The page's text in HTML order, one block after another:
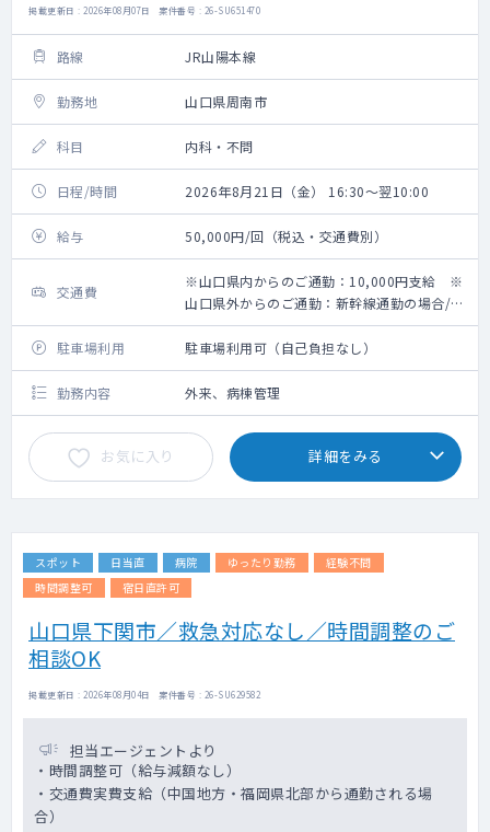
掲載更新日 : 2026年08月07日 案件番号 : 26-SU651470
路線 JR山陽本線
勤務地 山口県周南市
科目 内科・不問
日程/時間 2026年8月21日（金） 16:30～翌10:00
給与 50,000円/回（税込・交通費別）
交通費
※山口県内からのご通勤：10,000円支給 ※
山口県外からのご通勤：新幹線通勤の場合/上
限25,000円、車通勤の場合/一律20,000円
駐車場利用
駐車場利用可（自己負担なし）
勤務内容 外来、病棟管理
お気に入り 詳細をみる
スポット 日当直 病院 ゆったり勤務
経験不問
時間調整可
宿日直許可
山口県下関市／救急対応なし／時間調整のご
相談OK
掲載更新日 : 2026年08月04日 案件番号 : 26-SU629582
担当エージェントより
・時間調整可（給与減額なし）
・交通費実費支給（中国地方・福岡県北部から通勤される場
合）